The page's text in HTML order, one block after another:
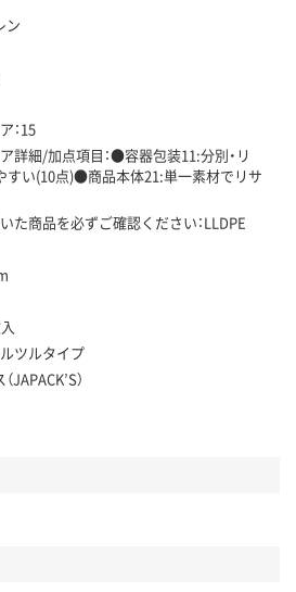
ン
：15
詳細/加点項目：●容器包装11:分別・リ
すい(10点)●商品本体21:単一素材でリサ
商品を必ずご確認ください：LLDPE
ルツルタイプ
JAPACK’S）